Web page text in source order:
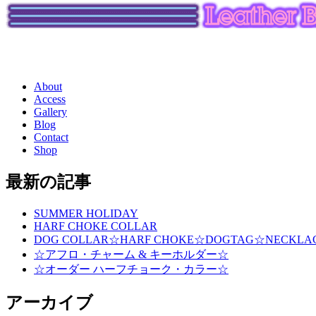
About
Access
Gallery
Blog
Contact
Shop
最新の記事
SUMMER HOLIDAY
HARF CHOKE COLLAR
DOG COLLAR☆HARF
☆アフロ・チャーム & キーホルダー☆
☆オーダー ハーフチョーク・カラー☆
アーカイブ